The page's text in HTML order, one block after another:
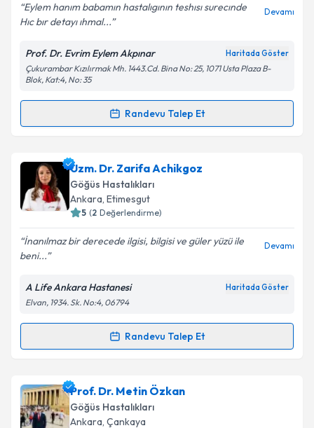
Kişisel verilerimin işlenmesine ilişkin
Aydınlatma
Metni'ni okudum ve kişisel verilerimin belirtilen
kapsamda işlenmesini kabul ediyorum.
Takvim Talebini Gönder
Eylem hanım babamın hastalıgının teshısı surecınde
Hıc bır detayı ıhmal...
Devamı
Prof. Dr. Evrim Eylem Akpınar Haritada Göster
Çukurambar Kızılırmak Mh. 1443.Cd. Bina No: 25, 1071 Usta Plaza B-
Blok, Kat:4, No: 35
Randevu Talep Et
Randevu Takvimi Talebi
Prof. Dr. Evrim Eylem Akpınariçin randevu takvimi
talebi oluşturun. Size bu uzmandan randevu almanız
için bir takvim hazırlandığında e-posta ile
bilgilendireceğiz.
E-posta Adresiniz
Kişisel verilerimin işlenmesine ilişkin
Metni'ni okudum ve kişisel verilerimin belirtilen
kapsamda işlenmesini kabul ediyorum.
Uzm. Dr. Zarifa Achikgoz
Göğüs Hastalıkları
Ankara, Etimesgut
5 (2 Değerlendirme)
İnanılmaz bir derecede ilgisi, bilgisi ve güler yüzü ile
beni...
Devamı
A Life Ankara Hastanesi Haritada Göster
Elvan, 1934. Sk. No:4, 06794
Randevu Talep Et
Randevu Takvimi Talebi
Uzm. Dr. Zarifa Achikgoziçin randevu takvimi talebi
oluşturun. Size bu uzmandan randevu almanız için bir
takvim hazırlandığında e-posta ile bilgilendireceğiz.
Prof. Dr. Metin Özkan
Göğüs Hastalıkları
Ankara, Çankaya